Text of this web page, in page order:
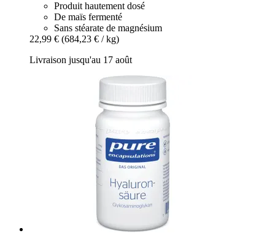
Produit hautement dosé
De maïs fermenté
Sans stéarate de magnésium
22,99 € (684,23 € / kg)
Livraison jusqu'au 17 août